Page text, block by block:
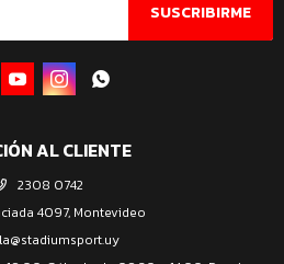
AL CLIENTE
2308 0742
4097, Montevideo
SUSCRIBIRME
  